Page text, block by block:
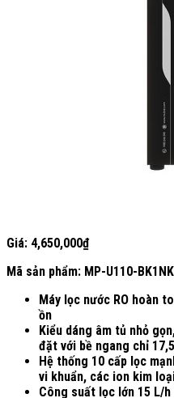
Giá: 4,650,000₫
Mã sản phẩm: MP-U110-BK1NK
Máy lọc nước RO hoàn
ồn
Kiểu dáng âm tủ nhỏ
đặt với bề ngang chỉ
Hệ thống 10 cấp lọc
vi khuẩn, các ion kim
Công suất lọc lớn 15 L/